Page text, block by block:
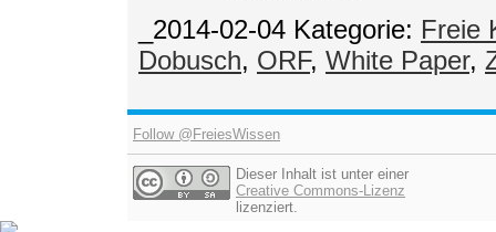
_2014-02-04 Kategorie: Freie
Dobusch, ORF, White Paper,
Follow @FreiesWissen
Dieser Inhalt ist unter einer
Creative Commons-Lizenz
lizenziert.